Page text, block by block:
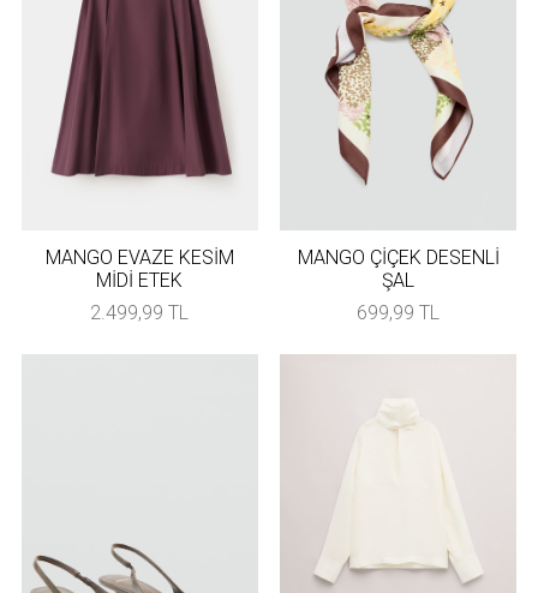
MANGO EVAZE KESİM
MİDİ ETEK
2.499,99 TL
MANGO ÇİÇEK DESENLİ
ŞAL
699,99 TL